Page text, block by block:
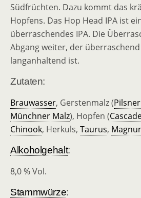
Südfrüchten. Dazu kommt das
Hopfens. Das Hop Head IPA ist
überraschendes IPA. Die
Abgang weiter, der überraschend
langanhaltend ist.
Zutaten:
Brauwasser, Gerstenmalz (
Münchner Malz), Hopfen (
Chinook, Herkuls, Taurus,
Alkoholgehalt:
8,0 % Vol.
Stammwürze: